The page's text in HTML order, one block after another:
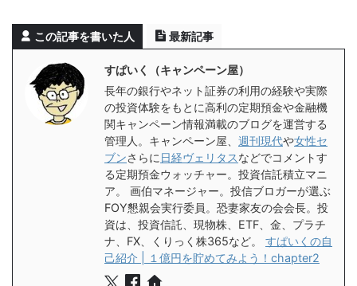
この記事を書いた人 最新記事
すぱいく（キャンペーン屋）
長年の銀行やネット証券の利用の経験や実際
の投資体験をもとに高利の定期預金や金融機
関キャンペーン情報満載のブログを運営する
管理人。キャンペーン屋、 週刊現代や女性セ
ブンさらに日経ヴェリタスなどでコメントす
る定期預金ウォッチャー。投資信託積立マニ
ア。 画伯マネージャー。投信ブロガーが選ぶ
FOY懇親会実行委員。恐妻家友の会会長。投
資は、投資信託、現物株、ETF、金、プラチ
ナ、FX、くりっく株365など。 すぱいくの自
己紹介 | １億円を貯めてみよう！chapter2